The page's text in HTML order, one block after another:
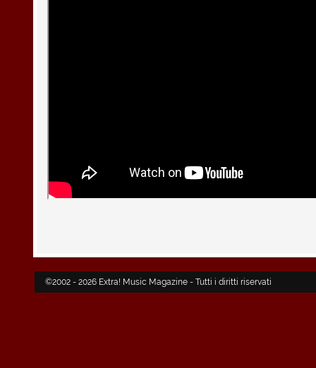
©2002 - 2026 Extra! Music Magazine - Tutti i diritti riservati